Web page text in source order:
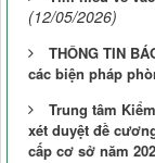
(12/05/2026)
THÔNG TIN
các biện pháp
Trung tâm
xét duyệt đề
cấp cơ sở năm